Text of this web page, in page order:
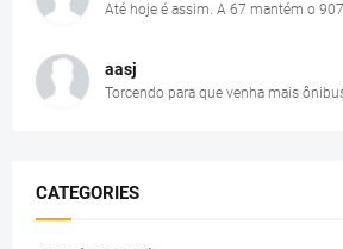
Até hoje é assim. A 67 mantém o 907
aasj
Torcendo para que venha mais
CATEGORIES